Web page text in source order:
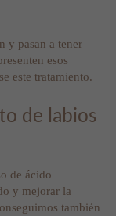
y pasan a tener
esos
este tratamiento.
de labios
de ácido
y mejorar la
también